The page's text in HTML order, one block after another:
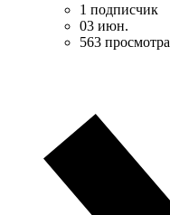
1 подписчик
03 июн.
563 просмотра